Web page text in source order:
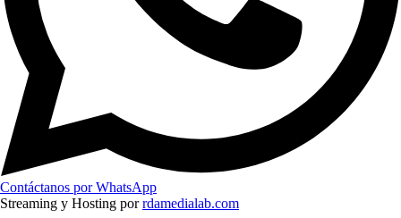
Contáctanos por WhatsApp
Streaming y Hosting porrdamedialab.com